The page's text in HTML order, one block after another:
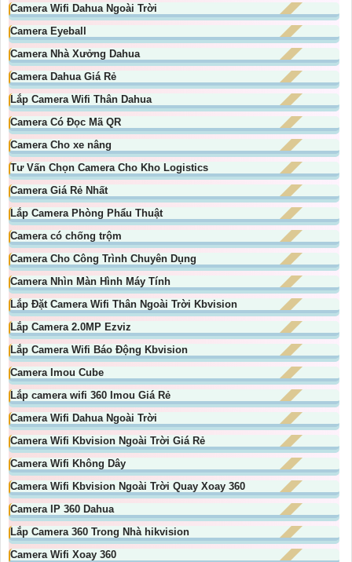
Camera Wifi Dahua Ngoài Trời
Camera Eyeball
Camera Nhà Xưởng Dahua
Camera Dahua Giá Rẻ
Lắp Camera Wifi Thân Dahua
Camera Có Đọc Mã QR
Camera Cho xe nâng
Tư Vấn Chọn Camera Cho Kho Logistics
Camera Giá Rẻ Nhất
Lắp Camera Phòng Phẩu Thuật
Camera có chống trộm
Camera Cho Công Trình Chuyên Dụng
Camera Nhìn Màn Hình Máy Tính
Lắp Đặt Camera Wifi Thân Ngoài Trời Kbvision
Lắp Camera 2.0MP Ezviz
Lắp Camera Wifi Báo Động Kbvision
Camera Imou Cube
Lắp camera wifi 360 Imou Giá Rẻ
Camera Wifi Dahua Ngoài Trời
Camera Wifi Kbvision Ngoài Trời Giá Rẻ
Camera Wifi Không Dây
Camera Wifi Kbvision Ngoài Trời Quay Xoay 360
Camera IP 360 Dahua
Lắp Camera 360 Trong Nhà hikvision
Camera Wifi Xoay 360